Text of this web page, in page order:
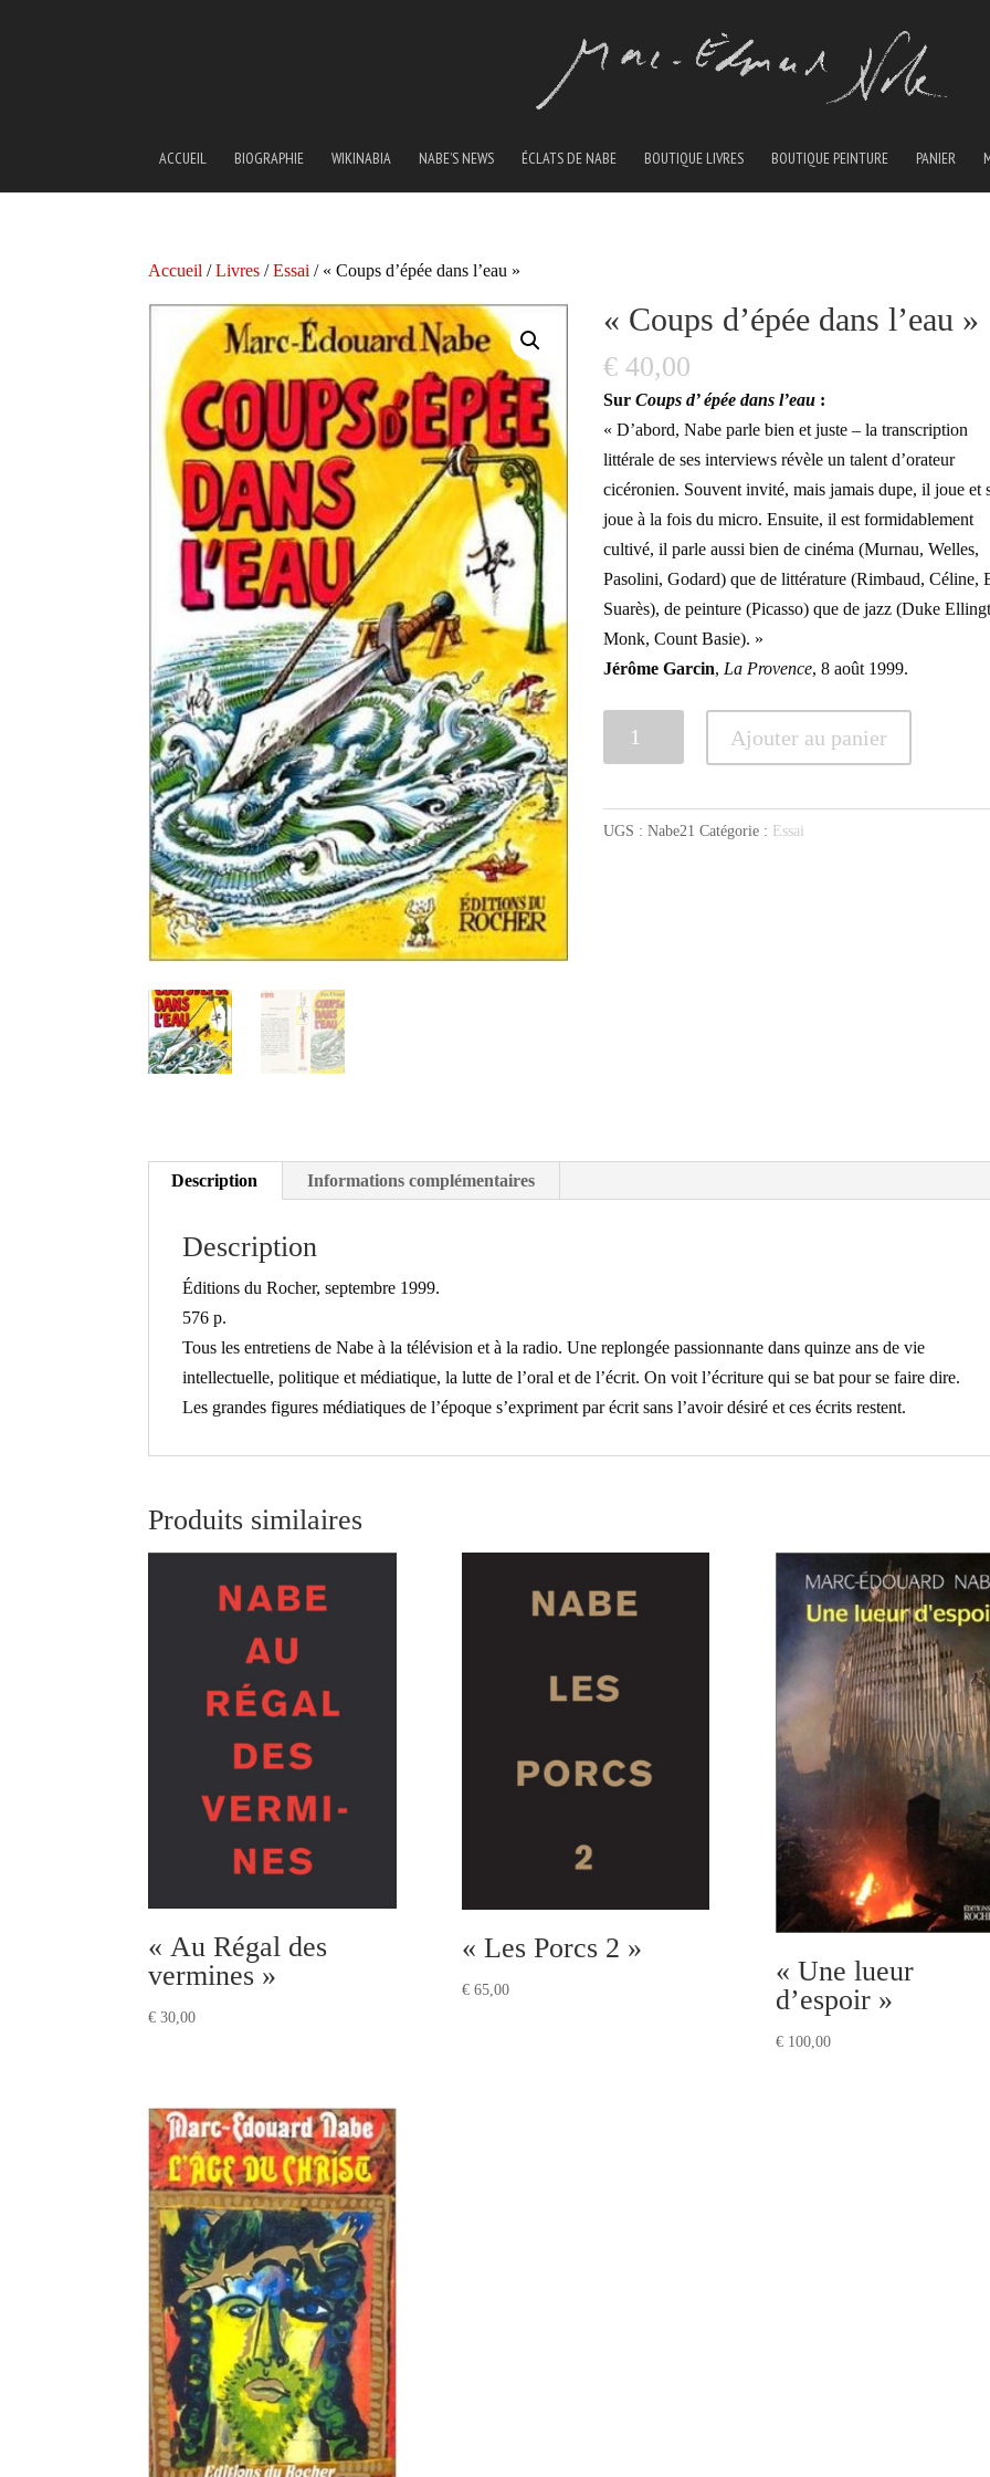
ACCUEIL BIOGRAPHIE WIKINABIA NABE’S NEWS ÉCLATS DE NABE BOUTIQUE LIVRES BOUTIQUE PEINTURE PANIER
Accueil /Livres /Essai / « Coups d’épée dans l’eau »
« Coups d’épée dans l’eau »
€ 40,00
SurCoups d’ épée dans l’eau :
« D’abord, Nabe parle bien et juste – la transcription
littérale de ses interviews révèle un talent d’orateur
cicéronien. Souvent invité, mais jamais dupe, il joue et
joue à la fois du micro. Ensuite, il est formidablement
cultivé, il parle aussi bien de cinéma (Murnau, Welles,
Pasolini, Godard) que de littérature (Rimbaud, Céline,
Suarès), de peinture (Picasso) que de jazz (Duke
Monk, Count Basie). »
Jérôme Garcin, La Provence, 8 août 1999.
d'épée
Ajouter au panier
UGS :Nabe21 Catégorie : Essai
Description Informations complémentaires
Description
Éditions du Rocher, septembre 1999.
576 p.
Tous les entretiens de Nabe à la télévision et à la radio. Une replongée passionnante dans quinze ans de vie
intellectuelle, politique et médiatique, la lutte de l’oral et de l’écrit. On voit l’écriture qui se bat pour se faire dire.
Les grandes figures médiatiques de l’époque s’expriment par écrit sans l’avoir désiré et ces écrits restent.
Produits similaires
« Au Régal des
vermines »
€ 30,00
« Les Porcs 2 »
€65,00
« Une lueur
d’espoir »
€100,00